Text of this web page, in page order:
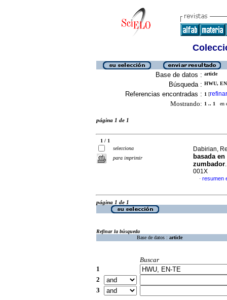
Base de datos : article
Búsqueda : HWU,
Referencias encontradas : 1 [refinar
Mostrando: 1 .. 1 en
página 1 de 1
1 / 1
selecciona
para imprimir
Dabirian,
basada
zumbador
001X
· resumen
página 1 de 1
Refinar la búsqueda
Base de datos : article
Buscar
1
2
3